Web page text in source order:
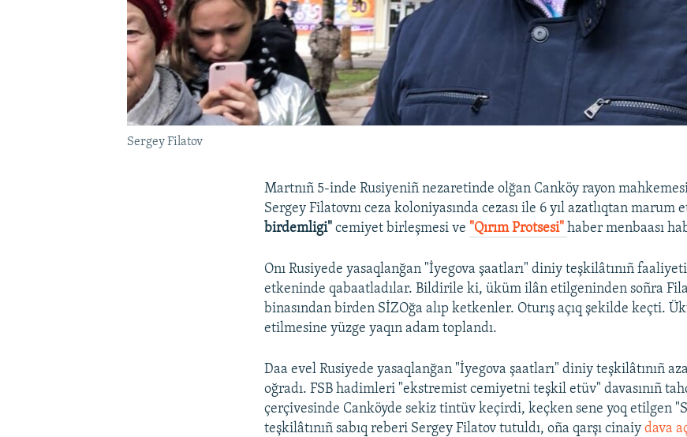
Sergey Filatov
Martnıñ 5-inde Rusiyeniñ nezaretinde olğan Canköy rayon
Sergey Filatovnı ceza koloniyasında cezası ile 6 yıl azatlıqtan marum
birdemligi"cemiyet birleşmesi ve "Qırım Protsesi"haber menbaası
Onı Rusiyede yasaqlanğan "İyegova şaatları" diniy teşkilâtınıñ
etkeninde qabaatladılar. Bildirile ki, üküm ilân etilgeninden soñra
binasından birden SİZOğa alıp ketkenler. Oturış açıq şekilde keçti.
etilmesine yüzge yaqın adam toplandı.
Daa evel Rusiyede yasaqlanğan "İyegova şaatları" diniy teşkilâtınıñ
oğradı. FSB hadimleri "ekstremist cemiyetni teşkil etüv" davasınıñ
çerçivesinde Canköyde sekiz tintüv keçirdi, keçken sene yoq etilgen
teşkilâtınıñ sabıq reberi Sergey Filatov tutuldı, oña qarşı cinaiy dava